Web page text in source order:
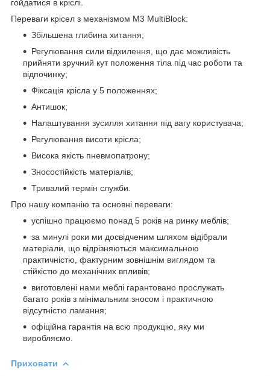
гойдатися в кріслі.
Переваги крісел з механізмом M3 MultiBlock:
Збільшена глибина хитання;
Регулювання сили відхилення, що дає можливість
прийняти зручний кут положення тіла під час роботи та
відпочинку;
Фіксація крісла у 5 положеннях;
Антишок;
Налаштування зусилля хитання під вагу користувача;
Регулювання висоти крісла;
Висока якість пневмопатрону;
Зносостійкість матеріалів;
Тривалий термін служби.
Про нашу компанію та основні переваги:
успішно працюємо понад 5 років на ринку меблів;
за минулі роки ми досвідченим шляхом відібрали
матеріали, що відрізняються максимальною
практичністю, фактурним зовнішнім виглядом та
стійкістю до механічних впливів;
виготовлені нами меблі гарантовано прослужать
багато років з мінімальним зносом і практичною
відсутністю ламання;
офіційна гарантія на всю продукцію, яку ми
виробляємо.
Приховати